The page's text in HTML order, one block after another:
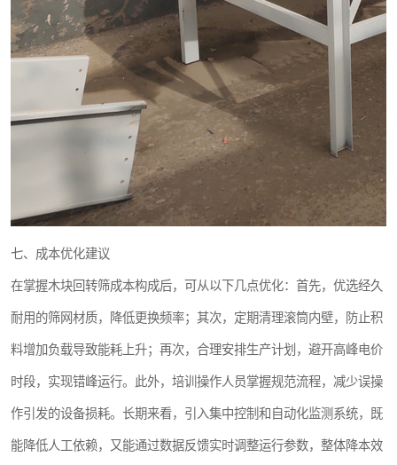
七、成本优化建议
在掌握木块回转筛成本构成后，可从以下几点优化：首先，优选经久
耐用的筛网材质，降低更换频率；其次，定期清理滚筒内壁，防止积
料增加负载导致能耗上升；再次，合理安排生产计划，避开高峰电价
时段，实现错峰运行。此外，培训操作人员掌握规范流程，减少误操
作引发的设备损耗。长期来看，引入集中控制和自动化监测系统，既
能降低人工依赖，又能通过数据反馈实时调整运行参数，整体降本效